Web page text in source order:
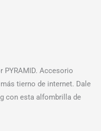
PYRAMID. Accesorio
tierno de internet. Dale
con esta alfombrilla de